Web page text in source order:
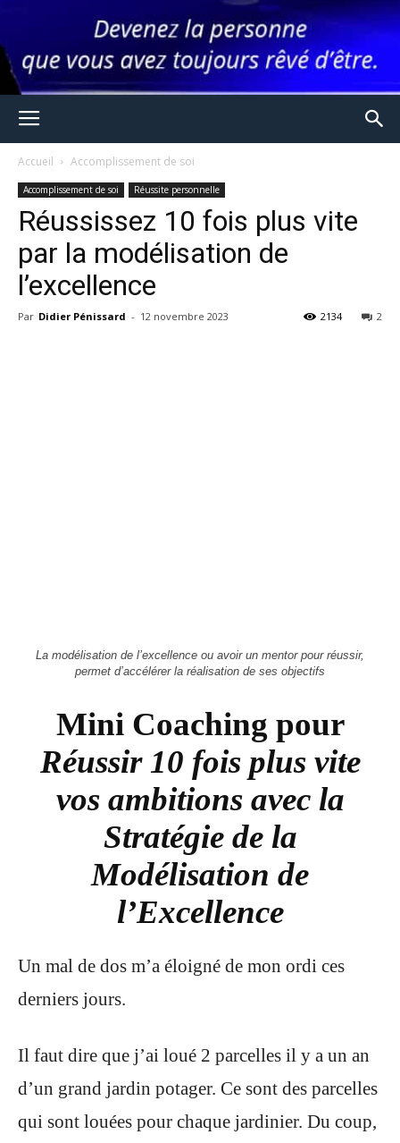
Accueil Accomplissement de soi
Accomplissement de soi Réussite personnelle
Réussissez 10 fois plus vite
par la modélisation de
l’excellence
Par Didier Pénissard - 12 novembre 2023 2
2134
La modélisation de l’excellence ou avoir un mentor pour réussir,
permet d’accélérer la réalisation de ses objectifs
Mini Coaching pour
Réussir 10 fois plus vite
vos ambitions avec la
Stratégie de la
Modélisation de
l’Excellence
Un mal de dos m’a éloigné de mon ordi ces
derniers jours.
Il faut dire que j’ai loué 2 parcelles il y a un an
d’un grand jardin potager. Ce sont des parcelles
qui sont louées pour chaque jardinier. Du coup,